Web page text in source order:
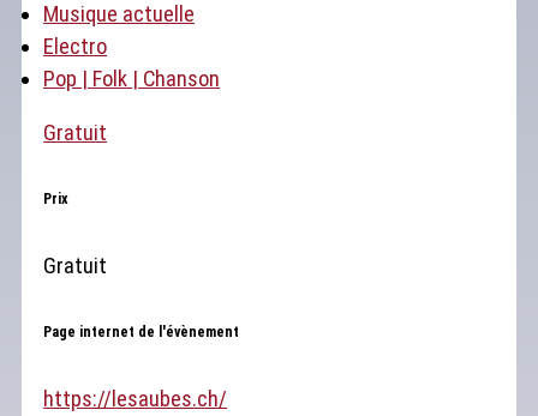
Musique actuelle
Electro
Pop | Folk | Chanson
Gratuit
Prix
Gratuit
Page internet de l'évènement
https://lesaubes.ch/